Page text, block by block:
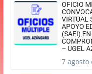
OFICIO
VIRTUAL
APOYO
(SAEI)
– UGEL
7 agosto